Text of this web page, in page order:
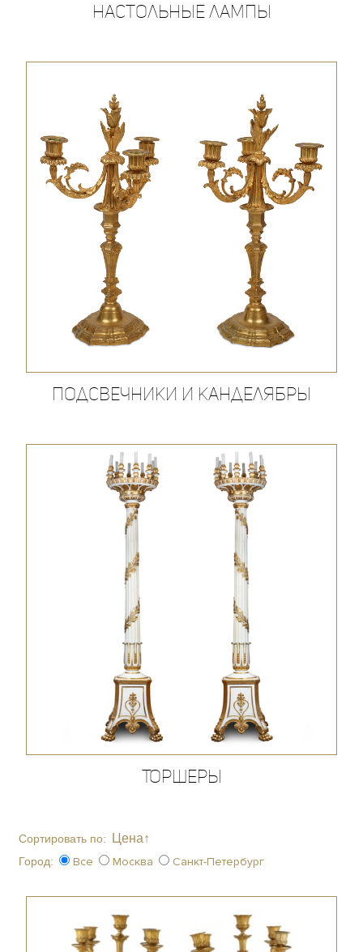
Настольные лампы
Подсвечники и канделябры
Торшеры
Сортировать по: Цена↑
Город: Все Москва Санкт-Петербург